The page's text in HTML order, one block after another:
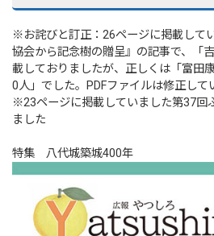
※お詫びと訂正：26ページに掲載して
協会から記念樹の贈呈』の記事で、「
載しておりましたが、正しくは「富田
0人」でした。PDFファイルは修正して
※23ページに掲載していました第37回
ました
特集 八代城築城400年